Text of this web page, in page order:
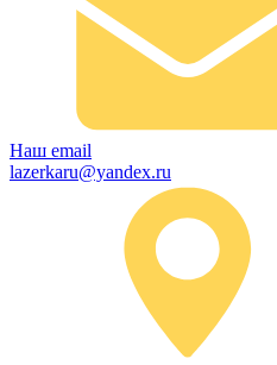
Наш email
lazerkaru@yandex.ru